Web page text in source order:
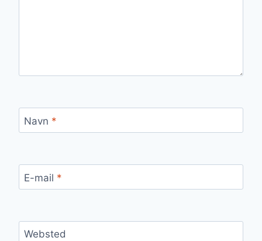
Navn *
E-mail *
Websted